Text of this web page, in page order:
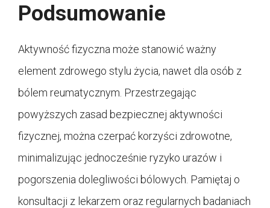
Podsumowanie
Aktywność fizyczna może stanowić ważny
element zdrowego stylu życia, nawet dla osób z
bólem reumatycznym. Przestrzegając
powyższych zasad bezpiecznej aktywności
fizycznej, można czerpać korzyści zdrowotne,
minimalizując jednocześnie ryzyko urazów i
pogorszenia dolegliwości bólowych. Pamiętaj o
konsultacji z lekarzem oraz regularnych badaniach